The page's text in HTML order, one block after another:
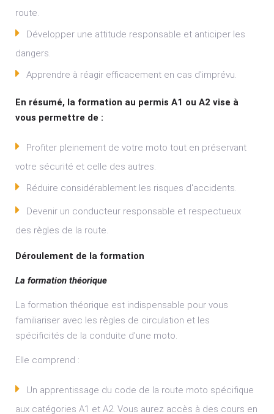
route.
Développer une attitude responsable et anticiper les
dangers.
Apprendre à réagir efficacement en cas d'imprévu.
En résumé, la formation au permis A1 ou A2 vise à
vous permettre de :
Profiter pleinement de votre moto tout en préservant
votre sécurité et celle des autres.
Réduire considérablement les risques d'accidents.
Devenir un conducteur responsable et respectueux
des règles de la route.
Déroulement de la formation
La formation théorique
La formation théorique est indispensable pour vous
familiariser avec les règles de circulation et les
spécificités de la conduite d'une moto.
Elle comprend :
Un apprentissage du code de la route moto spécifique
aux catégories A1 et A2. Vous aurez accès à des cours en